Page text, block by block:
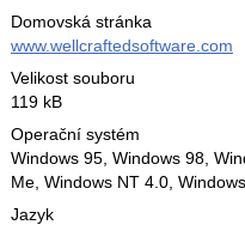
Domovská stránka
www.wellcraftedsoftware.com
Velikost souboru
119 kB
Operační systém
Windows 95, Windows 98,
Me, Windows NT 4.0,
Jazyk